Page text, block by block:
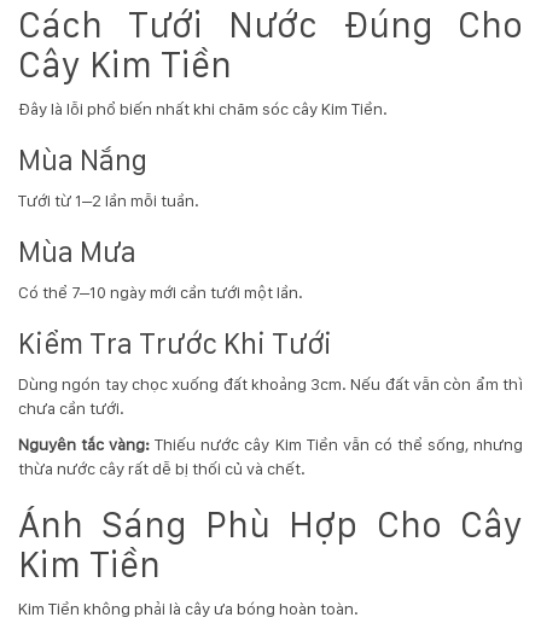
Cách Tưới Nước Đúng Cho
Cây Kim Tiền
Đây là lỗi phổ biến nhất khi chăm sóc cây Kim Tiền.
Mùa Nắng
Tưới từ 1–2 lần mỗi tuần.
Mùa Mưa
Có thể 7–10 ngày mới cần tưới một lần.
Kiểm Tra Trước Khi Tưới
Dùng ngón tay chọc xuống đất khoảng 3cm. Nếu đất vẫn còn ẩm thì
chưa cần tưới.
Nguyên tắc vàng: Thiếu nước cây Kim Tiền vẫn có thể sống, nhưng
thừa nước cây rất dễ bị thối củ và chết.
Ánh Sáng Phù Hợp Cho Cây
Kim Tiền
Kim Tiền không phải là cây ưa bóng hoàn toàn.